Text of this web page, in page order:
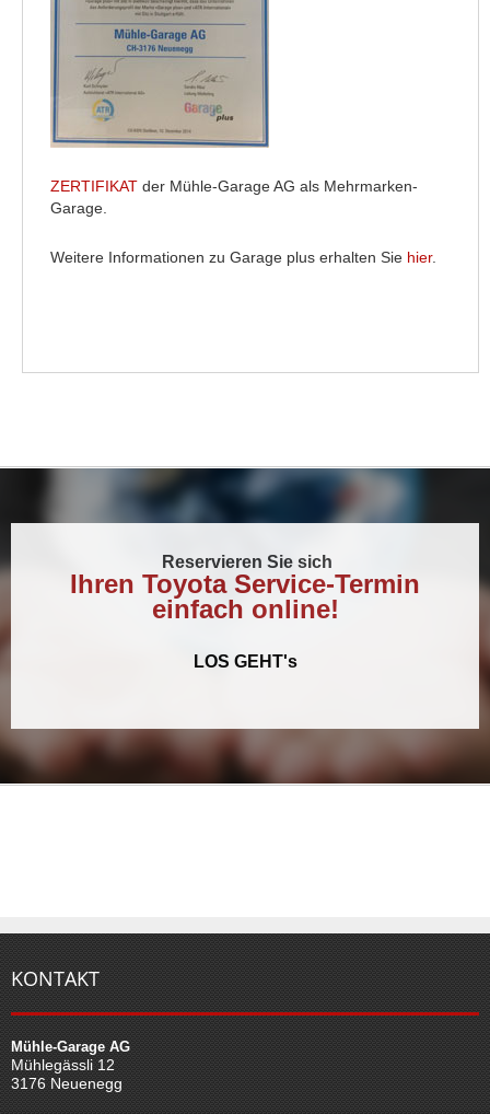
ZERTIFIKAT der Mühle-Garage AG als Mehrmarken-
Garage.
Weitere Informationen zu Garage plus erhalten Sie hier.
Reservieren Sie sich
Ihren Toyota Service-Termin
einfach online!
LOS GEHT's
KONTAKT
Mühle-Garage AG
Mühlegässli 12
3176 Neuenegg